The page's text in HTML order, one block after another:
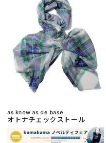
as know as de base
オトナチェックストール